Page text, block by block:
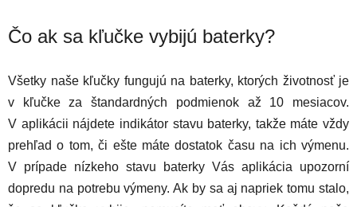
Čo ak sa kľučke vybijú baterky?
Všetky naše kľučky fungujú na baterky, ktorých životnosť je
v kľučke za štandardných podmienok až 10 mesiacov.
V aplikácii nájdete indikátor stavu baterky, takže máte vždy
prehľad o tom, či ešte máte dostatok času na ich výmenu.
V prípade nízkeho stavu baterky Vás aplikácia upozorní
dopredu na potrebu výmeny. Ak by sa aj napriek tomu stalo,